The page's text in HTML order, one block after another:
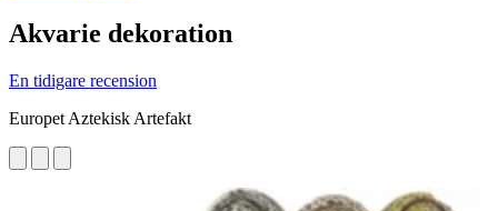
Akvarie dekoration
En tidigare recension
Europet Aztekisk Artefakt